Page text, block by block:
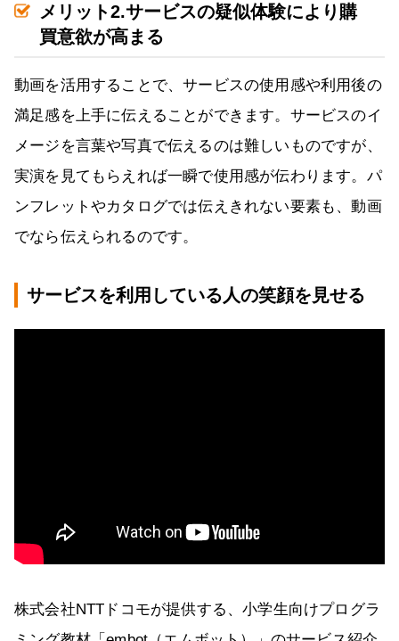
メリット2.サービスの疑似体験により購
買意欲が高まる
動画を活用することで、サービスの使用感や利用後の
満足感を上手に伝えることができます。サービスのイ
メージを言葉や写真で伝えるのは難しいものですが、
実演を見てもらえれば一瞬で使用感が伝わります。パ
ンフレットやカタログでは伝えきれない要素も、動画
でなら伝えられるのです。
サービスを利用している人の笑顔を見せる
株式会社NTTドコモが提供する、小学生向けプログラ